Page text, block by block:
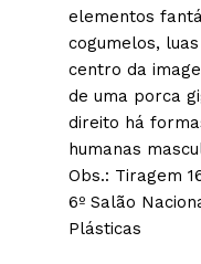
elementos
cogumelos,
centro da
de uma porca
direito há
humanas
Obs.: Tiragem
6º Salão
Plásticas